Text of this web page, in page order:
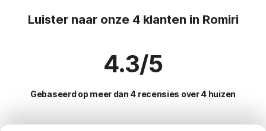
Luister naar onze 4 klanten in Romiri
4.3/5
Gebaseerd op meer dan 4 recensies over 4 huizen